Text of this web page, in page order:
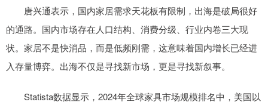
唐兴通表示，国内家居需求天花板有限制，出海是破局很好
的通路。国内市场存在人口结构、消费分级、行业内卷三大现
状。家居不是快消品，而是低频刚需，这意味着国内增长已经进
入存量博弈。出海不仅是寻找新市场，更是寻找新叙事。
Statista数据显示，2024年全球家具市场规模排名中，美国以